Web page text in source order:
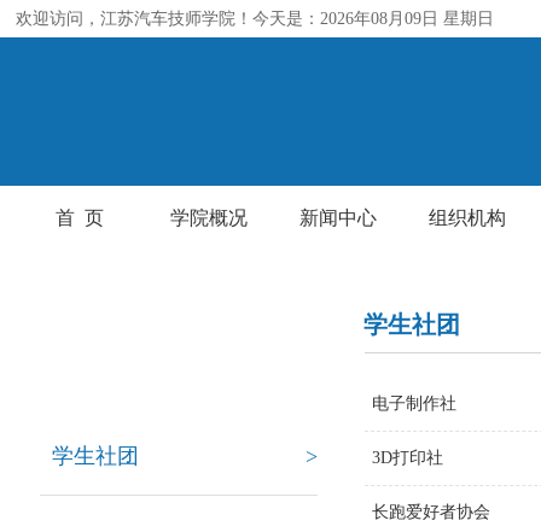
欢迎访问，江苏汽车技师学院！今天是：2026年08月09日 星期日
首 页 学院概况 新闻中心 组织机构
学生社团 >
学生社团
电子制作社
3D打印社
长跑爱好者协会